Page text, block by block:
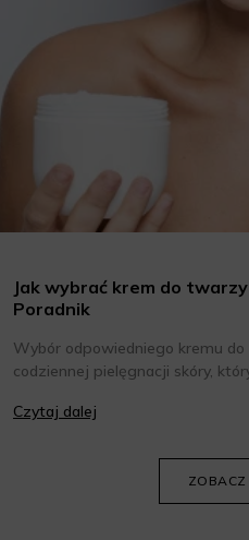
Jak wybrać krem do
Poradnik
Wybór odpowiedniego kremu
codziennej pielęgnacji skóry,
oraz wiedzieć, jak dopasować je
Czytaj dalej
ZOBACZ